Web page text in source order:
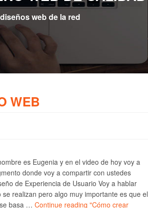
web de la red
WEB
es Eugenia y en el video de hoy voy a
donde voy a compartir con ustedes
de Experiencia de Usuario Voy a hablar
realizan pero algo muy importante es que el
basa … Continue reading "Cómo crear